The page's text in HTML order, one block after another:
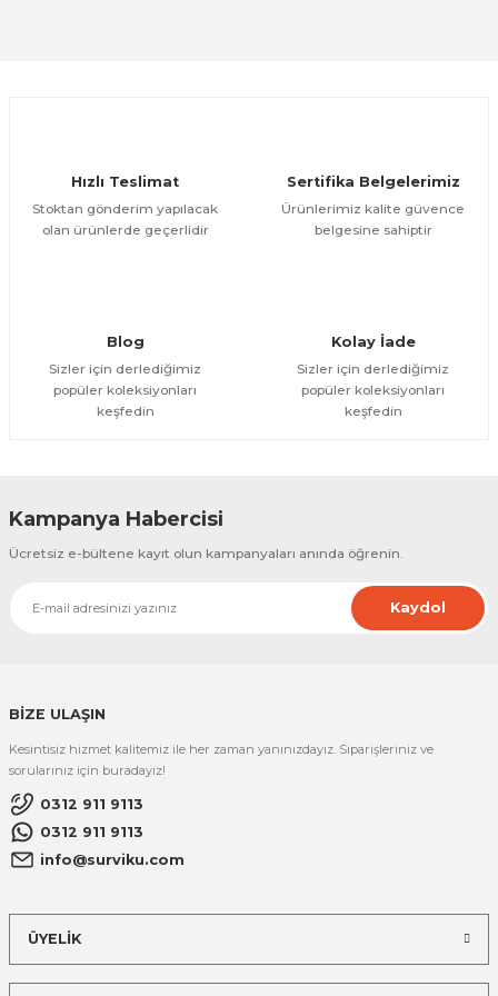
Bu ürüne benzer farklı alternatifler olmalı.
Hızlı Teslimat
Stoktan gönderim yapılacak
olan ürünlerde geçerlidir
Sertifika Belgelerimiz
Ürünlerimiz kalite güvence
belgesine sahiptir
Blog
Sizler için derlediğimiz
popüler koleksiyonları
keşfedin
Kolay İade
Sizler için derlediğimiz
popüler koleksiyonları
keşfedin
Kampanya Habercisi
Ücretsiz e-bültene kayıt olun kampanyaları anında öğrenin.
Kaydol
BİZE ULAŞIN
Kesintisiz hizmet kalitemiz ile her zaman yanınızdayız. Siparişleriniz ve
sorularınız için buradayız!
0312 911 9113
0312 911 9113
info@surviku.com
ÜYELİK